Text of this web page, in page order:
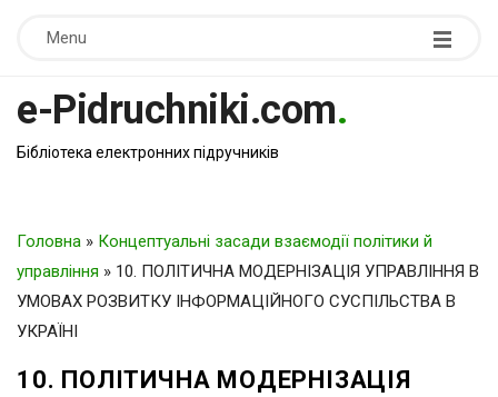
Menu
e-Pidruchniki.com.
Бібліотека електронних підручників
Головна » Концептуальні засади взаємодії політики й
управління » 10. ПОЛІТИЧНА МОДЕРНІЗАЦІЯ УПРАВЛІННЯ В
УМОВАХ РОЗВИТКУ ІНФОРМАЦІЙНОГО СУСПІЛЬСТВА В
УКРАЇНІ
10. ПОЛІТИЧНА МОДЕРНІЗАЦІЯ